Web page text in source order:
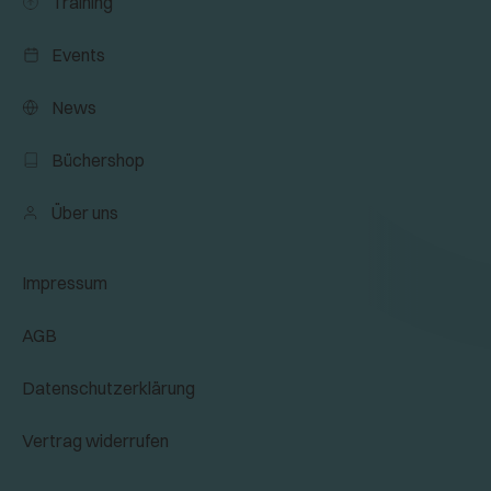
Events
News
Büchershop
Über uns
Impressum
AGB
Datenschutzerklärung
Vertrag widerrufen